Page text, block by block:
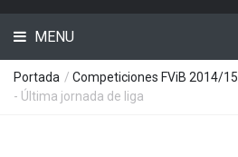
MENU
Portada / Competiciones FViB 2014/15
- Última jornada de liga